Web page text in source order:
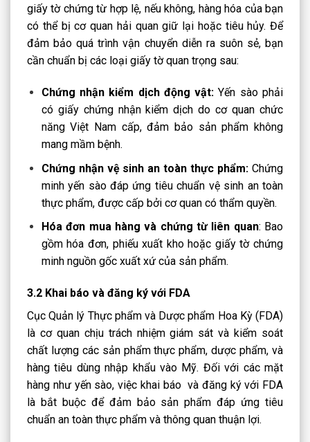
giấy tờ chứng từ hợp lệ, nếu không, hàng hóa của bạn
có thể bị cơ quan hải quan giữ lại hoặc tiêu hủy. Để
đảm bảo quá trình vận chuyển diễn ra suôn sẻ, bạn
cần chuẩn bị các loại giấy tờ quan trọng sau:
Chứng nhận kiểm dịch động vật: Yến sào phải
có giấy chứng nhận kiểm dịch do cơ quan chức
năng Việt Nam cấp, đảm bảo sản phẩm không
mang mầm bệnh.
Chứng nhận vệ sinh an toàn thực phẩm: Chứng
minh yến sào đáp ứng tiêu chuẩn vệ sinh an toàn
thực phẩm, được cấp bởi cơ quan có thẩm quyền.
Hóa đơn mua hàng và chứng từ liên quan: Bao
gồm hóa đơn, phiếu xuất kho hoặc giấy tờ chứng
minh nguồn gốc xuất xứ của sản phẩm.
3.2 Khai báo và đăng ký với FDA
Cục Quản lý Thực phẩm và Dược phẩm Hoa Kỳ (FDA)
là cơ quan chịu trách nhiệm giám sát và kiểm soát
chất lượng các sản phẩm thực phẩm, dược phẩm, và
hàng tiêu dùng nhập khẩu vào Mỹ. Đối với các mặt
hàng như yến sào, việc khai báo và đăng ký với FDA
là bắt buộc để đảm bảo sản phẩm đáp ứng tiêu
chuẩn an toàn thực phẩm và thông quan thuận lợi.